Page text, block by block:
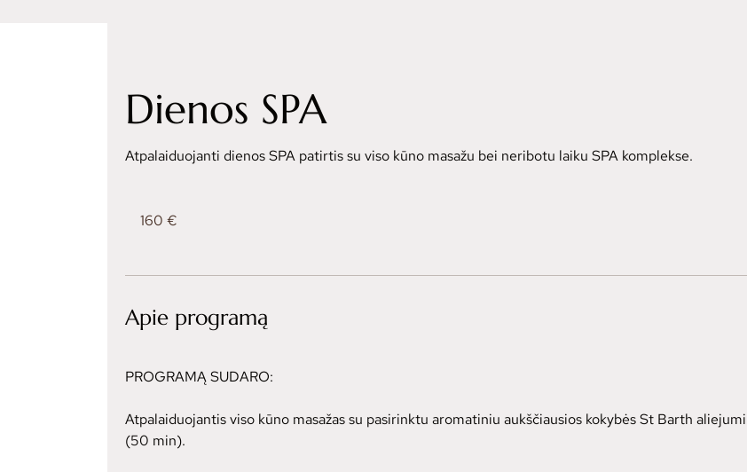
Dienos SPA
Atpalaiduojanti dienos SPA patirtis su viso kūno masažu bei neribotu laiku SPA komplekse.
160 €
Apie programą
PROGRAMĄ SUDARO:
Atpalaiduojantis viso kūno masažas su pasirinktu aromatiniu aukščiausios kokybės St Barth aliejumi
(50 min).